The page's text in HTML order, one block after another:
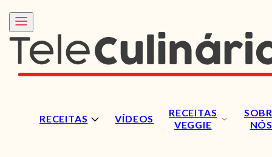
RECEITAS VÍDEOS
RECEITAS
VEGGIE
NÓS